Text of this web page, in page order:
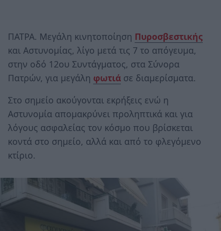
ΠΑΤΡΑ. Μεγάλη κινητοποίηση Πυροσβεστικής
και Αστυνομίας, λίγο μετά τις 7 το απόγευμα,
στην οδό 12ου Συντάγματος, στα Σύνορα
Πατρών, για μεγάλη φωτιά σε διαμερίσματα.
Στο σημείο ακούγονται εκρήξεις ενώ η
Αστυνομία απομακρύνει προληπτικά και για
λόγους ασφαλείας τον κόσμο που βρίσκεται
κοντά στο σημείο, αλλά και από το φλεγόμενο
κτίριο.